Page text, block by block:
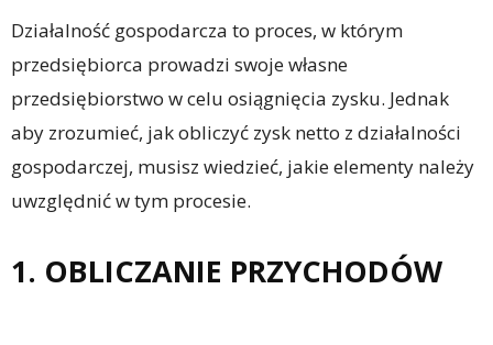
Działalność gospodarcza to proces, w którym
przedsiębiorca prowadzi swoje własne
przedsiębiorstwo w celu osiągnięcia zysku. Jednak
aby zrozumieć, jak obliczyć zysk netto z działalności
gospodarczej, musisz wiedzieć, jakie elementy należy
uwzględnić w tym procesie.
1. OBLICZANIE PRZYCHODÓW